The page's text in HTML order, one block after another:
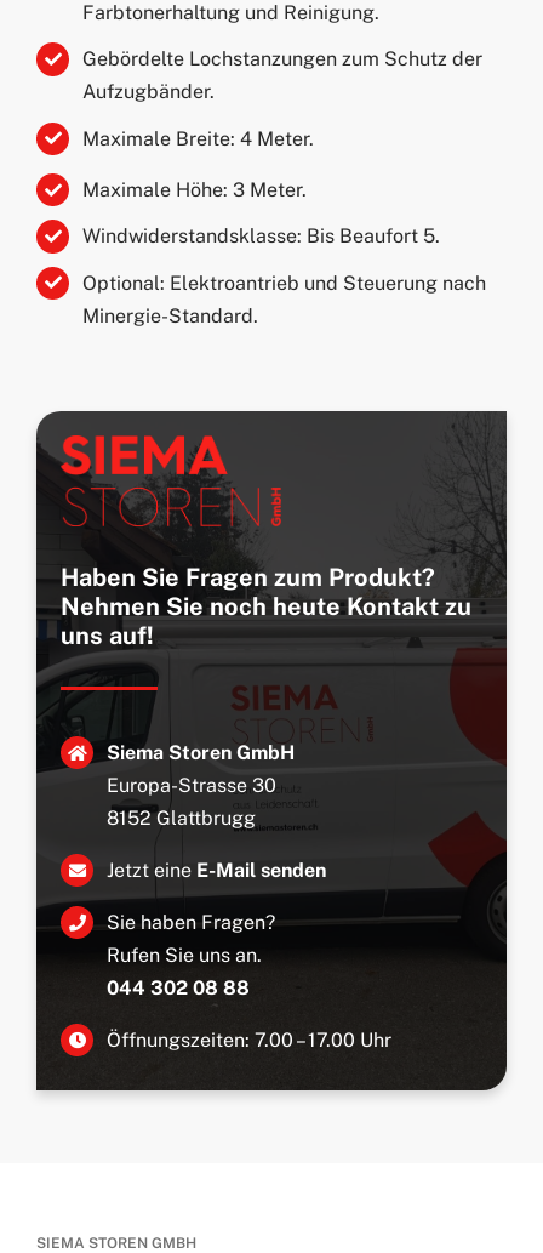
Farbtonerhaltung und Reinigung.
Gebördelte Lochstanzungen zum Schutz der
Aufzugbänder.
Maximale Breite: 4 Meter.
Maximale Höhe: 3 Meter.
Windwiderstandsklasse: Bis Beaufort 5.
Optional: Elektroantrieb und Steuerung nach
Minergie-Standard.
Haben Sie Fragen zum Produkt?
Nehmen Sie noch heute Kontakt zu
uns auf!
Siema Storen GmbH
Europa-Strasse 30
8152 Glattbrugg
Jetzt eine E-Mail senden
Sie haben Fragen?
Rufen Sie uns an.
044 302 08 88
Öffnungszeiten: 7.00 – 17.00 Uhr
SIEMA STOREN GMBH